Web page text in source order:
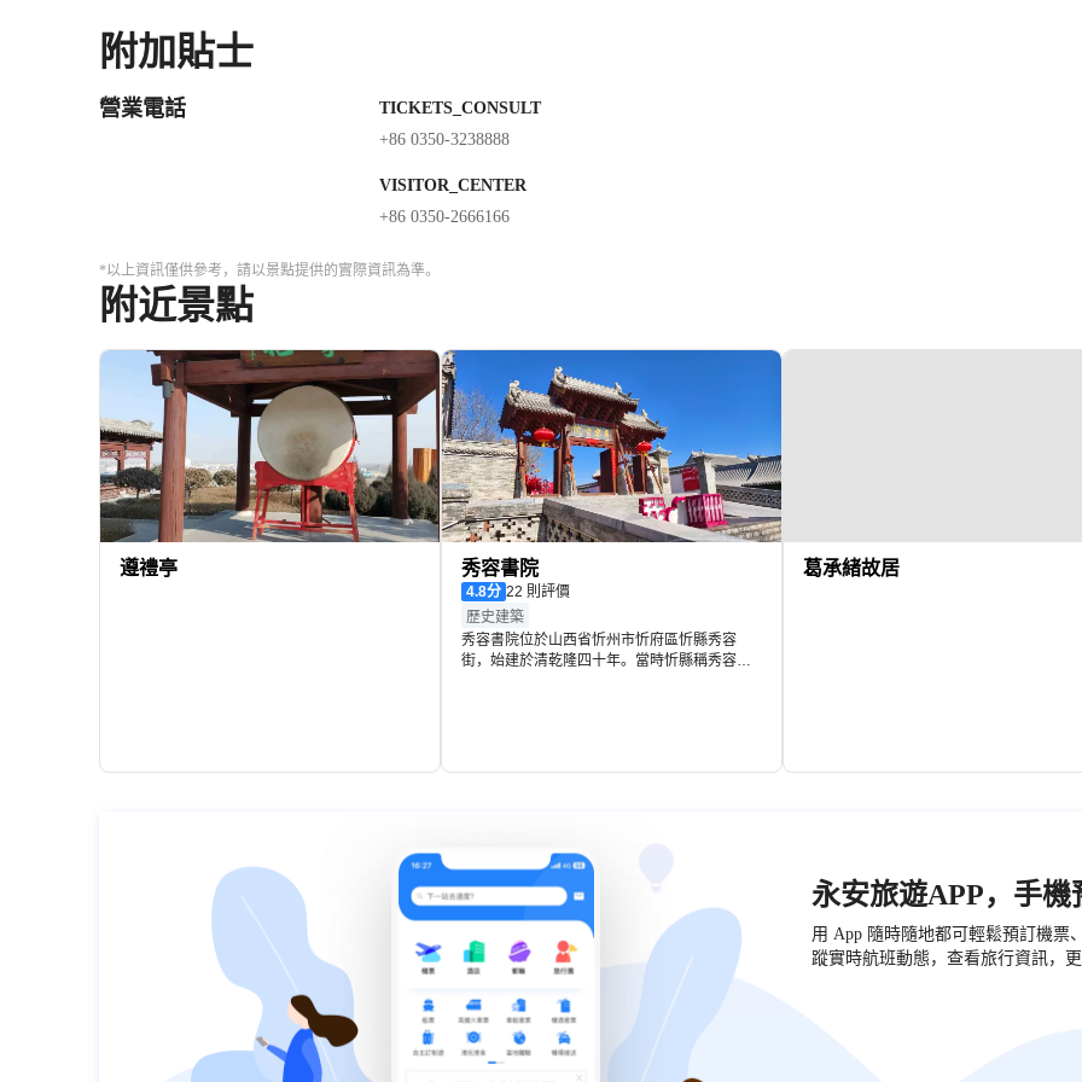
附加貼士
營業電話
TICKETS_CONSULT
+86 0350-3238888
VISITOR_CENTER
+86 0350-2666166
*以上資訊僅供參考，請以景點提供的實際資訊為準。
附近景點
遵禮亭 秀容書院
4.8分
22 則評價
歷史建築
秀容書院位於山西省忻州市忻府區忻縣秀容
街，始建於清乾隆四十年。當時忻縣稱秀容
葛承緒故居
永安旅遊APP，手
用 App 隨時隨地都可輕鬆預訂機票
蹤實時航班動態，查看旅行資訊，